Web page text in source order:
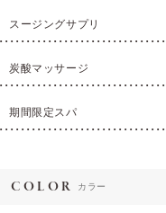
スージングサプリ
炭酸マッサージ
期間限定スパ
COLOR カラー